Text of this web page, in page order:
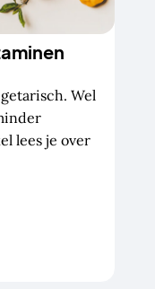
Wel
lees je over